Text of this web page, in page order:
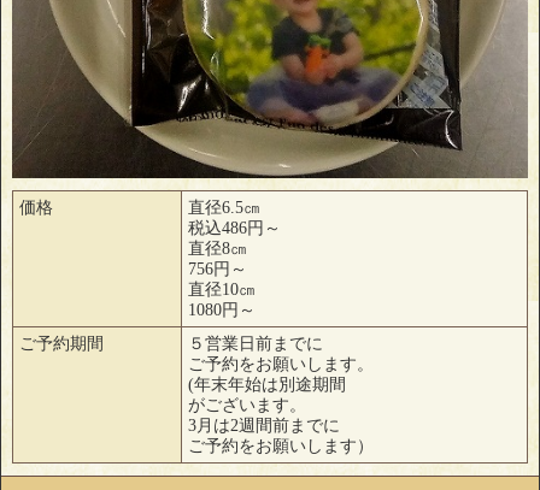
価格
直径6.5㎝
税込486円～
直径8㎝
756円～
直径10㎝
1080円～
ご予約期間
５営業日前までに
ご予約をお願いします。
(年末年始は別途期間
がございます。
3月は2週間前までに
ご予約をお願いします）